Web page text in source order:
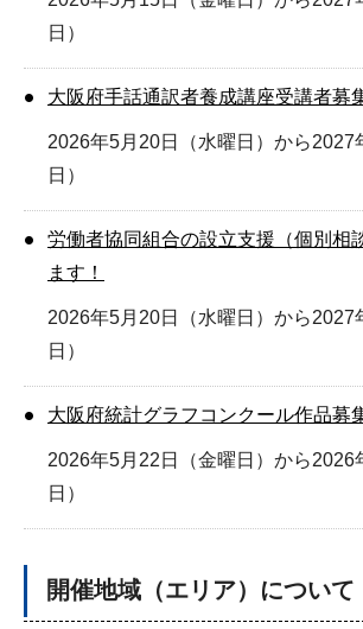
日）
大阪府手話通訳者養成講座受講者募
2026年5月20日（水曜日）から2027
日）
労働者協同組合の設立支援（個別相
ます！
2026年5月20日（水曜日）から2027
日）
大阪府統計グラフコンクール作品募
2026年5月22日（金曜日）から2026
日）
開催地域（エリア）について